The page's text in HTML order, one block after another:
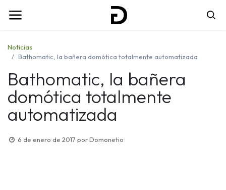
Noticias
Bathomatic, la bañera domótica totalmente automatizada
Bathomatic, la bañera
domótica totalmente
automatizada
6 de enero de 2017 porDomonetio